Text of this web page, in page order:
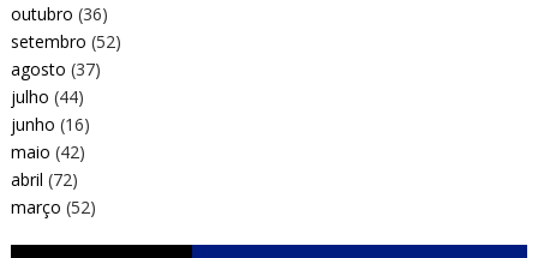
outubro (36)
setembro (52)
agosto (37)
julho (44)
junho (16)
maio (42)
abril (72)
março (52)